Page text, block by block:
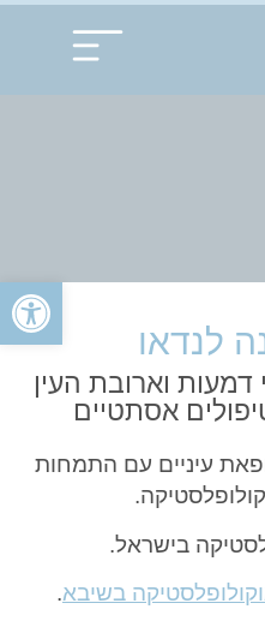
לנדאו
דמעות וארובת העין
אסתטיים
עיניים עם התמחות
בישראל.
בשיבא.